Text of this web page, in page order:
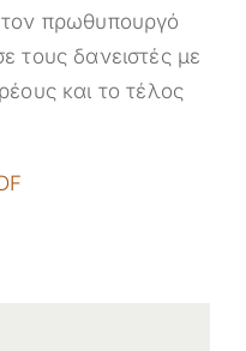
τον πρωθυπουργό
τους δανειστές με
και το τέλος